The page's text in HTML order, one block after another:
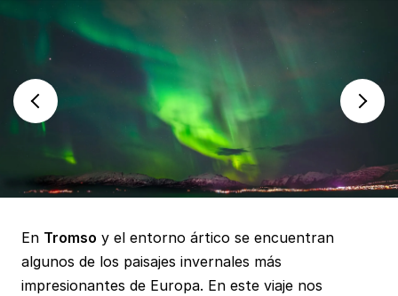
En Tromso y el entorno ártico se encuentran
algunos de los paisajes invernales más
impresionantes de Europa. En este viaje nos